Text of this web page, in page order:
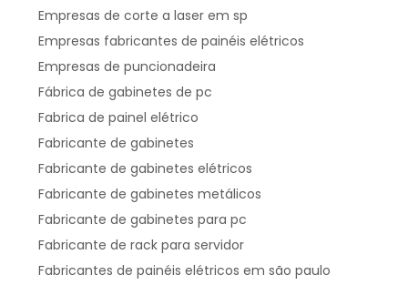
Empresas de corte a laser em sp
Empresas fabricantes de painéis elétricos
Empresas de puncionadeira
Fábrica de gabinetes de pc
Fabrica de painel elétrico
Fabricante de gabinetes
Fabricante de gabinetes elétricos
Fabricante de gabinetes metálicos
Fabricante de gabinetes para pc
Fabricante de rack para servidor
Fabricantes de painéis elétricos em são paulo